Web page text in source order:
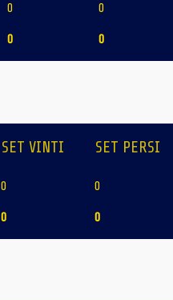
0 0
0 0
SET VINTI SET PERSI
0 0
0 0